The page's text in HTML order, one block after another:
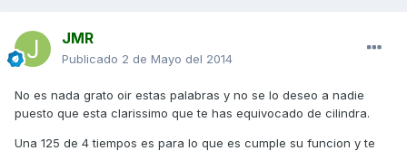
JMR
Publicado 2 de Mayo del 2014
No es nada grato oir estas palabras y no se lo deseo a nadie
puesto que esta clarissimo que te has equivocado de cilindra.
Una 125 de 4 tiempos es para lo que es cumple su funcion y te